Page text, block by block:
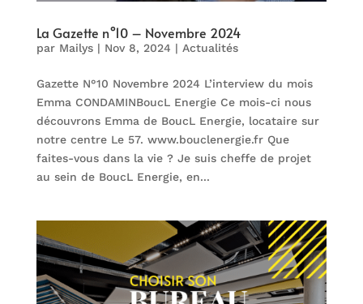
La Gazette n°10 – Novembre 2024
par Mailys| Nov 8, 2024 | Actualités
Gazette N°10 Novembre 2024 L’interview du mois
Emma CONDAMINBoucL Energie Ce mois-ci nous
découvrons Emma de BoucL Energie, locataire sur
notre centre Le 57. www.bouclenergie.fr Que
faites-vous dans la vie ? Je suis cheffe de projet
au sein de BoucL Energie, en...